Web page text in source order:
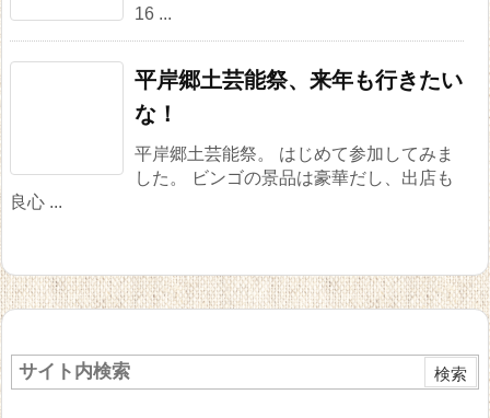
16 ...
平岸郷土芸能祭、来年も行きたい
な！
平岸郷土芸能祭。 はじめて参加してみま
した。 ビンゴの景品は豪華だし、出店も
良心 ...